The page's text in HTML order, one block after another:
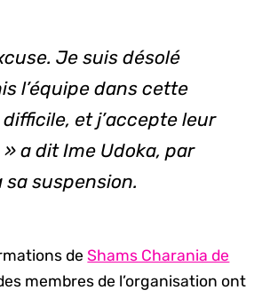
Je suis désolé
l’équipe dans cette
et j’accepte leur
a dit Ime Udoka, par
sa suspension.
deShams Charania de
membres de l’organisation ont